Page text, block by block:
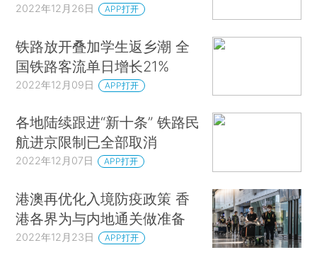
2022年12月26日 APP打开
铁路放开叠加学生返乡潮 全
国铁路客流单日增长21%
2022年12月09日 APP打开
各地陆续跟进“新十条” 铁路民
航进京限制已全部取消
2022年12月07日 APP打开
港澳再优化入境防疫政策 香
港各界为与内地通关做准备
2022年12月23日 APP打开